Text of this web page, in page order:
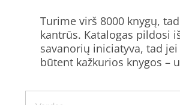
Turime virš 8000 knygų,
kantrūs. Katalogas pildosi
savanorių iniciatyva, tad
būtent kažkurios knygos –